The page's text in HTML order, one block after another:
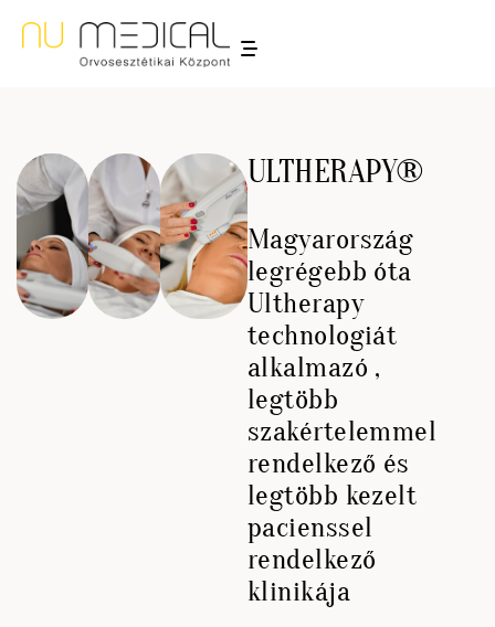
ULTHERAPY®
Magyarország
legrégebb óta
Ultherapy
technologiát
alkalmazó ,
legtöbb
szakértelemmel
rendelkező és
legtöbb kezelt
pacienssel
rendelkező
klinikája